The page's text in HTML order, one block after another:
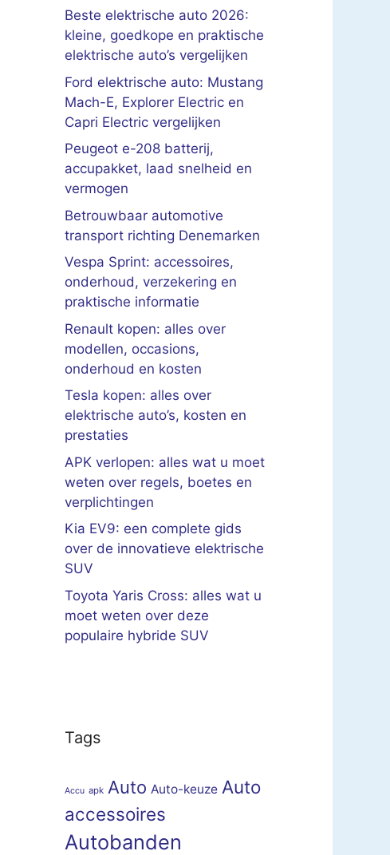
Beste elektrische auto 2026:
kleine, goedkope en praktische
elektrische auto’s vergelijken
Ford elektrische auto: Mustang
Mach-E, Explorer Electric en
Capri Electric vergelijken
Peugeot e-208 batterij,
accupakket, laad snelheid en
vermogen
Betrouwbaar automotive
transport richting Denemarken
Vespa Sprint: accessoires,
onderhoud, verzekering en
praktische informatie
Renault kopen: alles over
modellen, occasions,
onderhoud en kosten
Tesla kopen: alles over
elektrische auto’s, kosten en
prestaties
APK verlopen: alles wat u moet
weten over regels, boetes en
verplichtingen
Kia EV9: een complete gids
over de innovatieve elektrische
SUV
Toyota Yaris Cross: alles wat u
moet weten over deze
populaire hybride SUV
Tags
Accu apk Auto Auto-keuze Auto
accessoires
Autobanden